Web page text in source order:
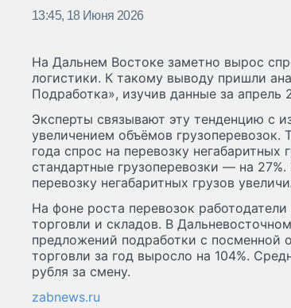
13:45, 18 Июня 2026
На Дальнем Востоке заметно вырос
логистики. К такому выводу пришли
Подработка», изучив данные за апрель
Эксперты связывают эту тенденцию с
увеличением объёмов
года спрос на перевозку негабаритных
стандартные грузоперевозки — на
перевозку негабаритных грузов
На фоне роста перевозок
торговли и складов. В
предложений подработки с посменной
торговли за год выросло на 104%.
рубля за смену.
zabnews.ru